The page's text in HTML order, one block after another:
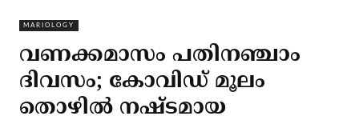
MARIOLOGY
വണക്കമാസം പതിനഞ്ചാം
ദിവസം; കോവിഡ് മൂലം
തൊഴില്‍ നഷ്ടമായ